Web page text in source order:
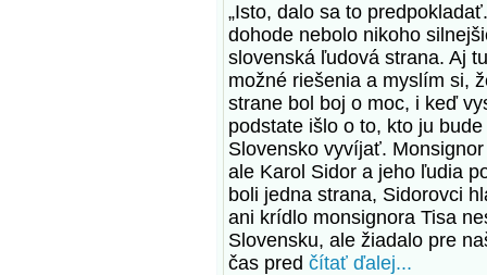
„Isto, dalo sa to
dohode nebolo nikoho
slovenská ľudová strana. Aj
možné riešenia a myslím si,
strane bol boj o moc, i keď
podstate išlo o to, kto ju
Slovensko vyvíjať.
ale Karol Sidor a jeho ľudia
boli jedna strana, Sidorovci
ani krídlo monsignora Tisa
Slovensku, ale žiadalo pre
čas pred čítať ďalej...